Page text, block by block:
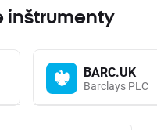
inštrumenty
BARC.UK
Barclays PLC